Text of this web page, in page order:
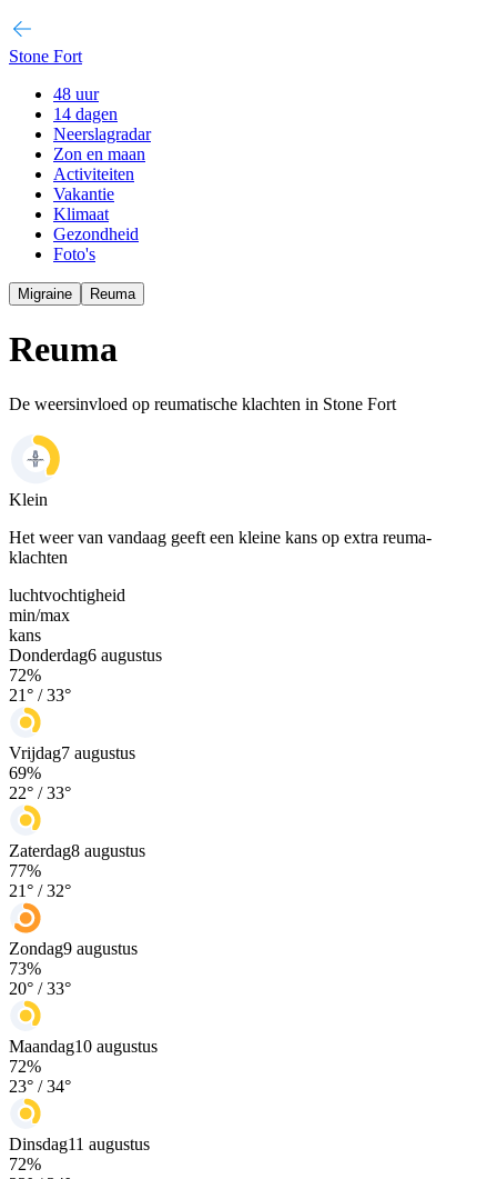
Stone Fort
48 uur
14 dagen
Neerslagradar
Zon en maan
Activiteiten
Vakantie
Klimaat
Gezondheid
Foto's
Migraine Reuma
Reuma
De weersinvloed op reumatische klachten in Stone Fort
Klein
Het weer van vandaag geeft een kleine kans op extra reuma-
klachten
luchtvochtigheid
min/max
kans
Donderdag6 augustus
72%
21° /33°
Vrijdag7 augustus
69%
22° /33°
Zaterdag8 augustus
77%
21° /32°
Zondag9 augustus
73%
20° /33°
Maandag10 augustus
72%
23° /34°
Dinsdag11 augustus
72%